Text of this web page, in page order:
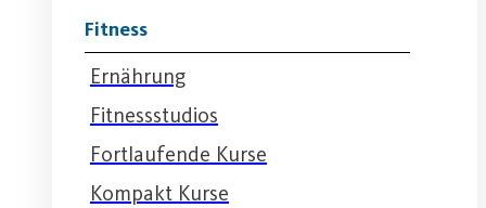
Fitness
Ernährung
Fitnessstudios
Fortlaufende Kurse
Kompakt Kurse